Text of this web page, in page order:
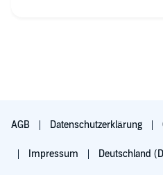
AGB Datenschutzerklärung
Impressum Deutschland